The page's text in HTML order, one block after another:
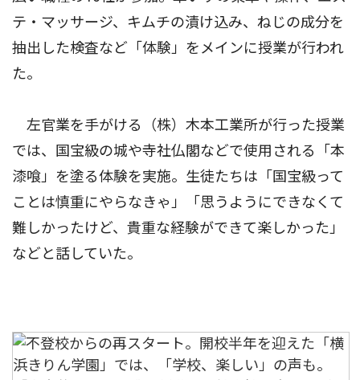
テ・マッサージ、キムチの漬け込み、ねじの成分を
抽出した検査など「体験」をメインに授業が行われ
た。
左官業を手がける（株）木本工業所が行った授業
では、国宝級の城や寺社仏閣などで使用される「本
漆喰」を塗る体験を実施。生徒たちは「国宝級って
ことは慎重にやらなきゃ」「思うようにできなくて
難しかったけど、貴重な経験ができて楽しかった」
などと話していた。